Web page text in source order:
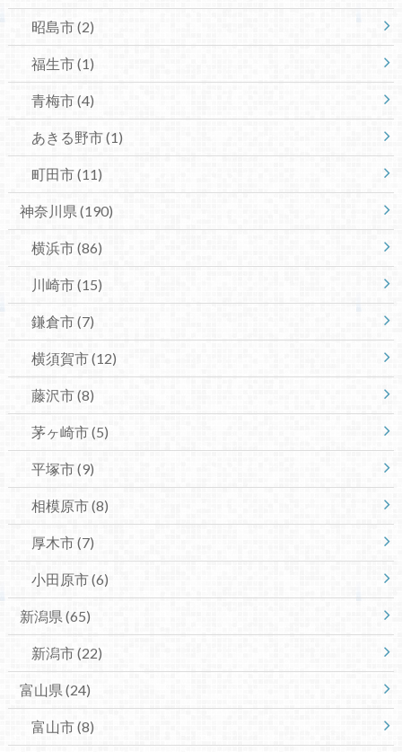
昭島市(2)
福生市(1)
青梅市(4)
あきる野市(1)
町田市(11)
神奈川県 (190)
横浜市(86)
川崎市(15)
鎌倉市(7)
横須賀市(12)
藤沢市(8)
茅ヶ崎市(5)
平塚市(9)
相模原市(8)
厚木市(7)
小田原市(6)
新潟県 (65)
新潟市(22)
富山県 (24)
富山市(8)